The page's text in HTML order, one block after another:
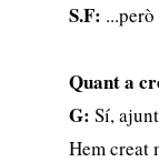
S.F:
Quant a
G:Sí,
Hem creat